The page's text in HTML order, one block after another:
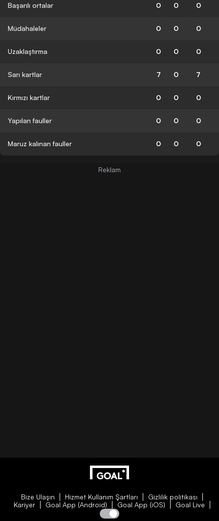
Başarılı ortalar 0 0 0
Müdahaleler 0 0 0
Uzaklaştırma 0 0 0
Sarı kartlar 7 0 7
Kırmızı kartlar 0 0 0
Yapılan fauller 0 0 0
Maruz kalınan fauller 0 0 0
Bize Ulaşın Hizmet Kullanım Şartları
Gizlilik politikası
Kariyer
Goal App (Android) Goal App (iOS) Goal Live